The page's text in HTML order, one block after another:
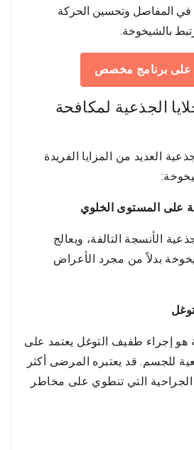
في المفاصل وتحسين الحركة
بالشيخوخة.
برنامج مخصص
الجذعية لمكافحة
العديد من المزايا الفريدة
الأنسجة التالفة، ويعالج
بدلاً من مجرد الأعراض
هو إجراء طفيف التوغل يعتمد على
للجسم. قد يعتبره المرضى أكثر
الجراحية التي تنطوي على مخاطر